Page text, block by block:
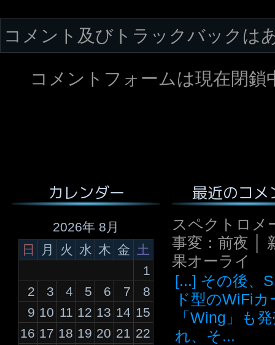
コメント及びトラックバックは
コメントフォームは現在閉鎖
カレンダー
2026年 8月
日
月 火 水 木 金 土
1
2
3 4 5 6 7
8
9 10 11 12 13 14 15
16 17 18 19 20 21 22
最近のコメ
スペクトロメ
事変：前夜 │
果オーライ
[...] その後、
ド型のWiFiカ
「Wing」も
れ、そ...